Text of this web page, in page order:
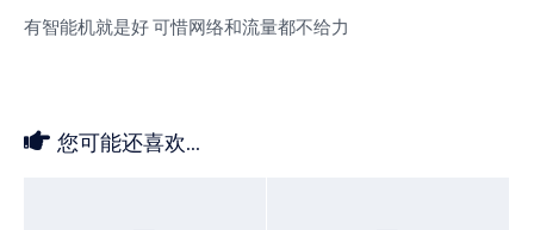
有智能机就是好 可惜网络和流量都不给力
您可能还喜欢...